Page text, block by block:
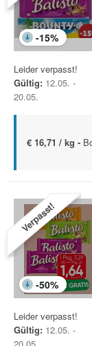
-15%
Leider verpasst!
Gültig: 12.05. -
20.05.
€ 16,71 / kg -
Verpasst!
-50%
Leider verpasst!
Gültig: 12.05. -